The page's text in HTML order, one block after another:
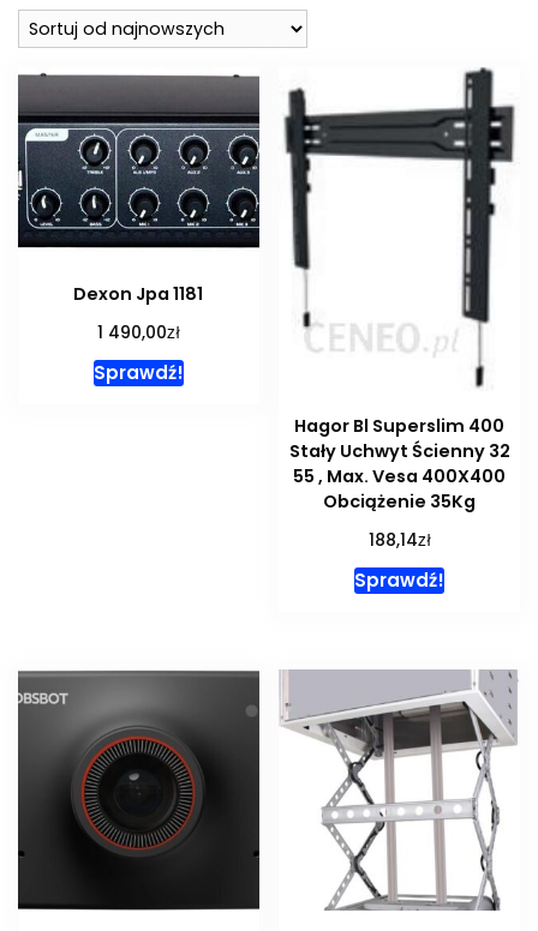
Dexon Jpa 1181
1 490,00zł
Sprawdź!
Hagor Bl Superslim 400
Stały Uchwyt Ścienny 32
55 , Max. Vesa 400X400
Obciążenie 35Kg
188,14zł
Sprawdź!